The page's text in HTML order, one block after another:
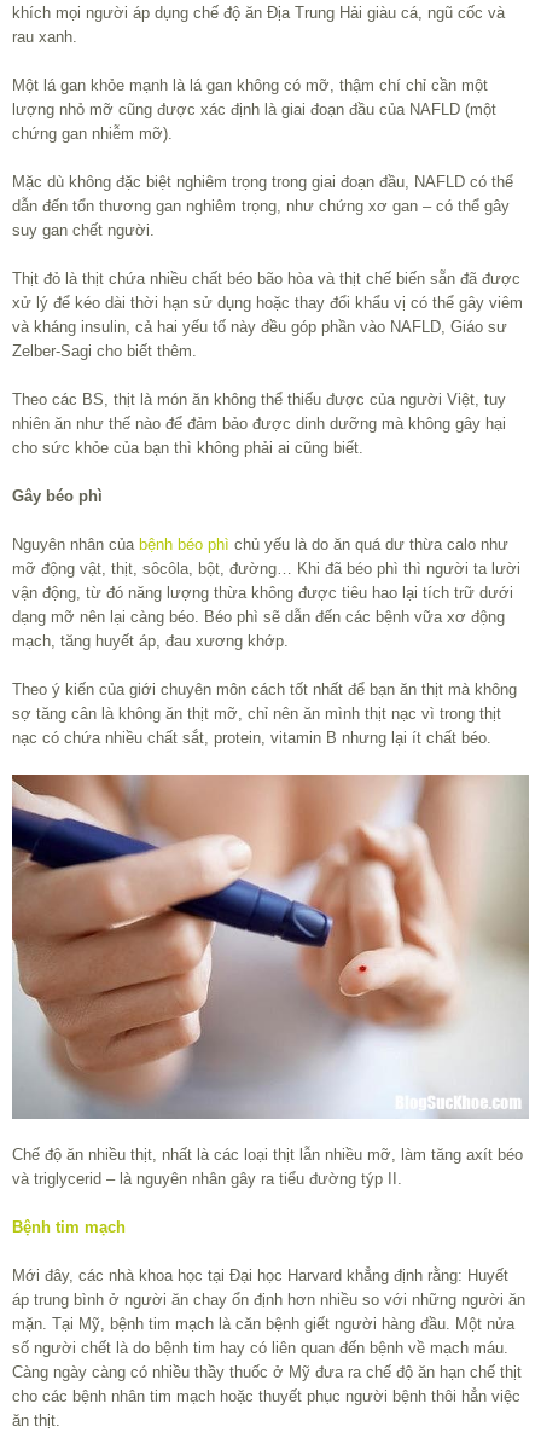
khích mọi người áp dụng chế độ ăn Địa Trung Hải giàu cá, ngũ cốc và
rau xanh.
Một lá gan khỏe mạnh là lá gan không có mỡ, thậm chí chỉ cần một
lượng nhỏ mỡ cũng được xác định là giai đoạn đầu của NAFLD (một
chứng gan nhiễm mỡ).
Mặc dù không đặc biệt nghiêm trọng trong giai đoạn đầu, NAFLD có thể
dẫn đến tổn thương gan nghiêm trọng, như chứng xơ gan – có thể gây
suy gan chết người.
Thịt đỏ là thịt chứa nhiều chất béo bão hòa và thịt chế biến sẵn đã được
xử lý để kéo dài thời hạn sử dụng hoặc thay đổi khẩu vị có thể gây viêm
và kháng insulin, cả hai yếu tố này đều góp phần vào NAFLD, Giáo sư
Zelber-Sagi cho biết thêm.
Theo các BS, thịt là món ăn không thể thiếu được của người Việt, tuy
nhiên ăn như thế nào để đảm bảo được dinh dưỡng mà không gây hại
cho sức khỏe của bạn thì không phải ai cũng biết.
Gây béo phì
Nguyên nhân của bệnh béo phì chủ yếu là do ăn quá dư thừa calo như
mỡ động vật, thịt, sôcôla, bột, đường… Khi đã béo phì thì người ta lười
vận động, từ đó năng lượng thừa không được tiêu hao lại tích trữ dưới
dạng mỡ nên lại càng béo. Béo phì sẽ dẫn đến các bệnh vữa xơ động
mạch, tăng huyết áp, đau xương khớp.
Theo ý kiến của giới chuyên môn cách tốt nhất để bạn ăn thịt mà không
sợ tăng cân là không ăn thịt mỡ, chỉ nên ăn mình thịt nạc vì trong thịt
nạc có chứa nhiều chất sắt, protein, vitamin B nhưng lại ít chất béo.
Chế độ ăn nhiều thịt, nhất là các loại thịt lẫn nhiều mỡ, làm tăng axít béo
và triglycerid – là nguyên nhân gây ra tiểu đường týp II.
Bệnh tim mạch
Mới đây, các nhà khoa học tại Đại học Harvard khẳng định rằng: Huyết
áp trung bình ở người ăn chay ổn định hơn nhiều so với những người ăn
mặn. Tại Mỹ, bệnh tim mạch là căn bệnh giết người hàng đầu. Một nửa
số người chết là do bệnh tim hay có liên quan đến bệnh về mạch máu.
Càng ngày càng có nhiều thầy thuốc ở Mỹ đưa ra chế độ ăn hạn chế thịt
cho các bệnh nhân tim mạch hoặc thuyết phục người bệnh thôi hẳn việc
ăn thịt.